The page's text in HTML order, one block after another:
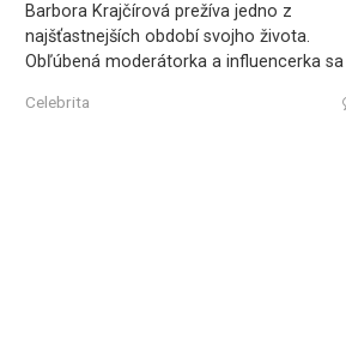
Barbora Krajčírová prežíva jedno z
najšťastnejších období svojho života.
Obľúbená moderátorka a influencerka sa
Celebrita